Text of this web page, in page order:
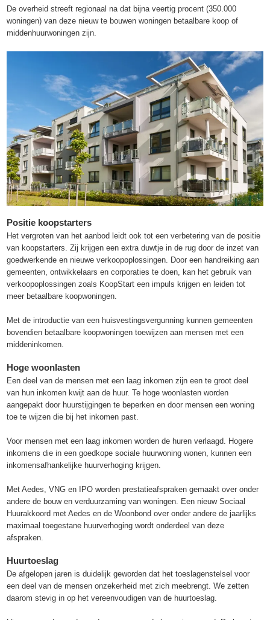
De overheid streeft regionaal na dat bijna veertig procent (350.000
woningen) van deze nieuw te bouwen woningen betaalbare koop of
middenhuurwoningen zijn.
Positie koopstarters
Het vergroten van het aanbod leidt ook tot een verbetering van de positie
van koopstarters. Zij krijgen een extra duwtje in de rug door de inzet van
goedwerkende en nieuwe verkoopoplossingen. Door een handreiking aan
gemeenten, ontwikkelaars en corporaties te doen, kan het gebruik van
verkoopoplossingen zoals KoopStart een impuls krijgen en leiden tot
meer betaalbare koopwoningen.
Met de introductie van een huisvestingsvergunning kunnen gemeenten
bovendien betaalbare koopwoningen toewijzen aan mensen met een
middeninkomen.
Hoge woonlasten
Een deel van de mensen met een laag inkomen zijn een te groot deel
van hun inkomen kwijt aan de huur. Te hoge woonlasten worden
aangepakt door huurstijgingen te beperken en door mensen een woning
toe te wijzen die bij het inkomen past.
Voor mensen met een laag inkomen worden de huren verlaagd. Hogere
inkomens die in een goedkope sociale huurwoning wonen, kunnen een
inkomensafhankelijke huurverhoging krijgen.
Met Aedes, VNG en IPO worden prestatieafspraken gemaakt over onder
andere de bouw en verduurzaming van woningen. Een nieuw Sociaal
Huurakkoord met Aedes en de Woonbond over onder andere de jaarlijks
maximaal toegestane huurverhoging wordt onderdeel van deze
afspraken.
Huurtoeslag
De afgelopen jaren is duidelijk geworden dat het toeslagenstelsel voor
een deel van de mensen onzekerheid met zich meebrengt. We zetten
daarom stevig in op het vereenvoudigen van de huurtoeslag.